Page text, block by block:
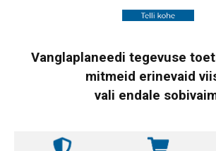
Vanglaplaneedi tegevuse
mitmeid erinevaid
vali endale